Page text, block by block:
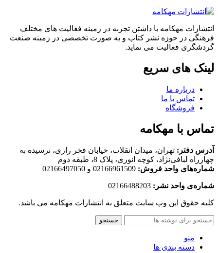
انتشارات مهکامه با داشتن تجربه در زمینه فعالیت های مختلف
فرهنگی در حوزه نشر کتاب و به صورت تخصصی در زمینه صنعت
گردشگری فعالیت می نماید.
لینک های سریع
درباره ما
تماس با ما
فروشگاه
تماس با مهکامه
آدرس دفتر: تهران، میدان انقلاب، خیابان فخر رازی، نرسیده به
چهارراه لبافی‌نژاد، کوچه انوری، پلاک 8، طبقه دوم
شماره‌های واحد فروش: 02166961509 و 02166497050
شماره‌‌ی واحد نشر:
کلیه حقوق این وب سایت متعلق به انتشارات مهکامه می باشد.
جستجو
منو
دسته بندی ها